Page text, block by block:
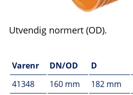
Utvendig normert (OD).
Varenr DN/OD D
41348
160 mm 182 mm